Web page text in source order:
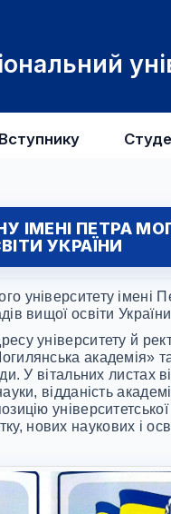
Вступнику
ІМЕНІ ПЕТРА
УКРАЇНИ
університету імені
вищої освіти
університету й
академія»
У вітальних листах
відданість
наукових і